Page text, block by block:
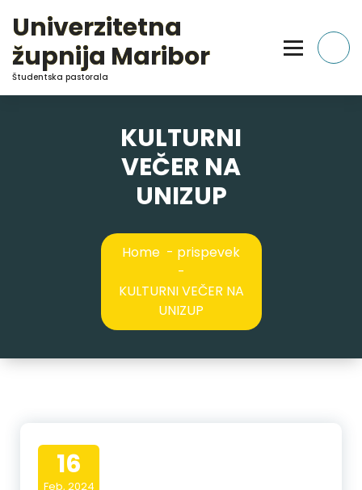
Content
Univerzitetna
župnija Maribor
Študentska pastorala
KULTURNI
VEČER NA
UNIZUP
Home - prispevek
-
KULTURNI VEČER NA
UNIZUP
16
Feb, 2024